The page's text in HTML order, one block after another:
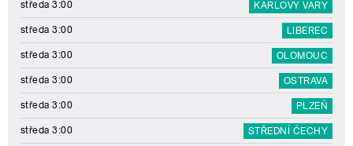
středa 3:00 KARLOVY VARY
středa 3:00 LIBEREC
středa 3:00 OLOMOUC
středa 3:00 OSTRAVA
středa 3:00 PLZEŇ
středa 3:00 STŘEDNÍ ČECHY